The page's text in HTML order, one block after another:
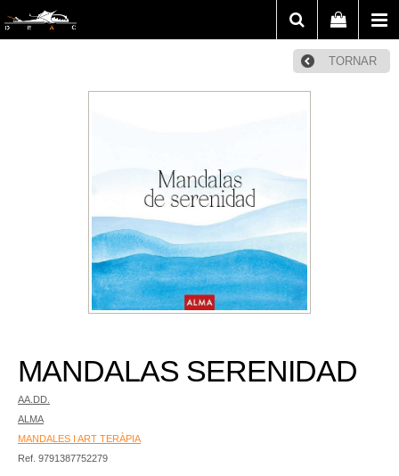
TORNAR
MANDALAS SERENIDAD
AA.DD.
ALMA
MANDALES I ART TERÀPIA
Ref. 9791387752279